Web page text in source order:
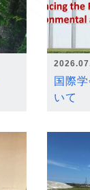
国際
いて